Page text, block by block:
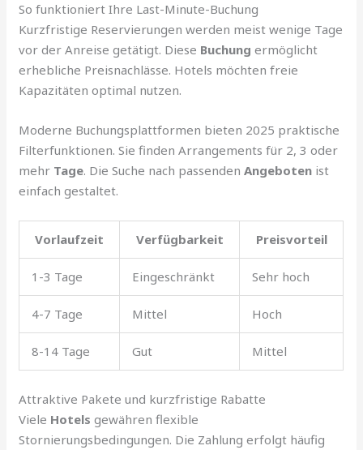
So funktioniert Ihre Last-Minute-Buchung
Kurzfristige Reservierungen werden meist wenige Tage
vor der Anreise getätigt. Diese Buchung ermöglicht
erhebliche Preisnachlässe. Hotels möchten freie
Kapazitäten optimal nutzen.
Moderne Buchungsplattformen bieten 2025 praktische
Filterfunktionen. Sie finden Arrangements für 2, 3 oder
mehr Tage. Die Suche nach passendenAngeboten ist
einfach gestaltet.
Vorlaufzeit Verfügbarkeit Preisvorteil
1-3 Tage Eingeschränkt Sehr hoch
4-7 Tage Mittel Hoch
8-14 Tage Gut Mittel
Attraktive Pakete und kurzfristige Rabatte
Viele Hotels gewähren flexible
Stornierungsbedingungen. Die Zahlung erfolgt häufig